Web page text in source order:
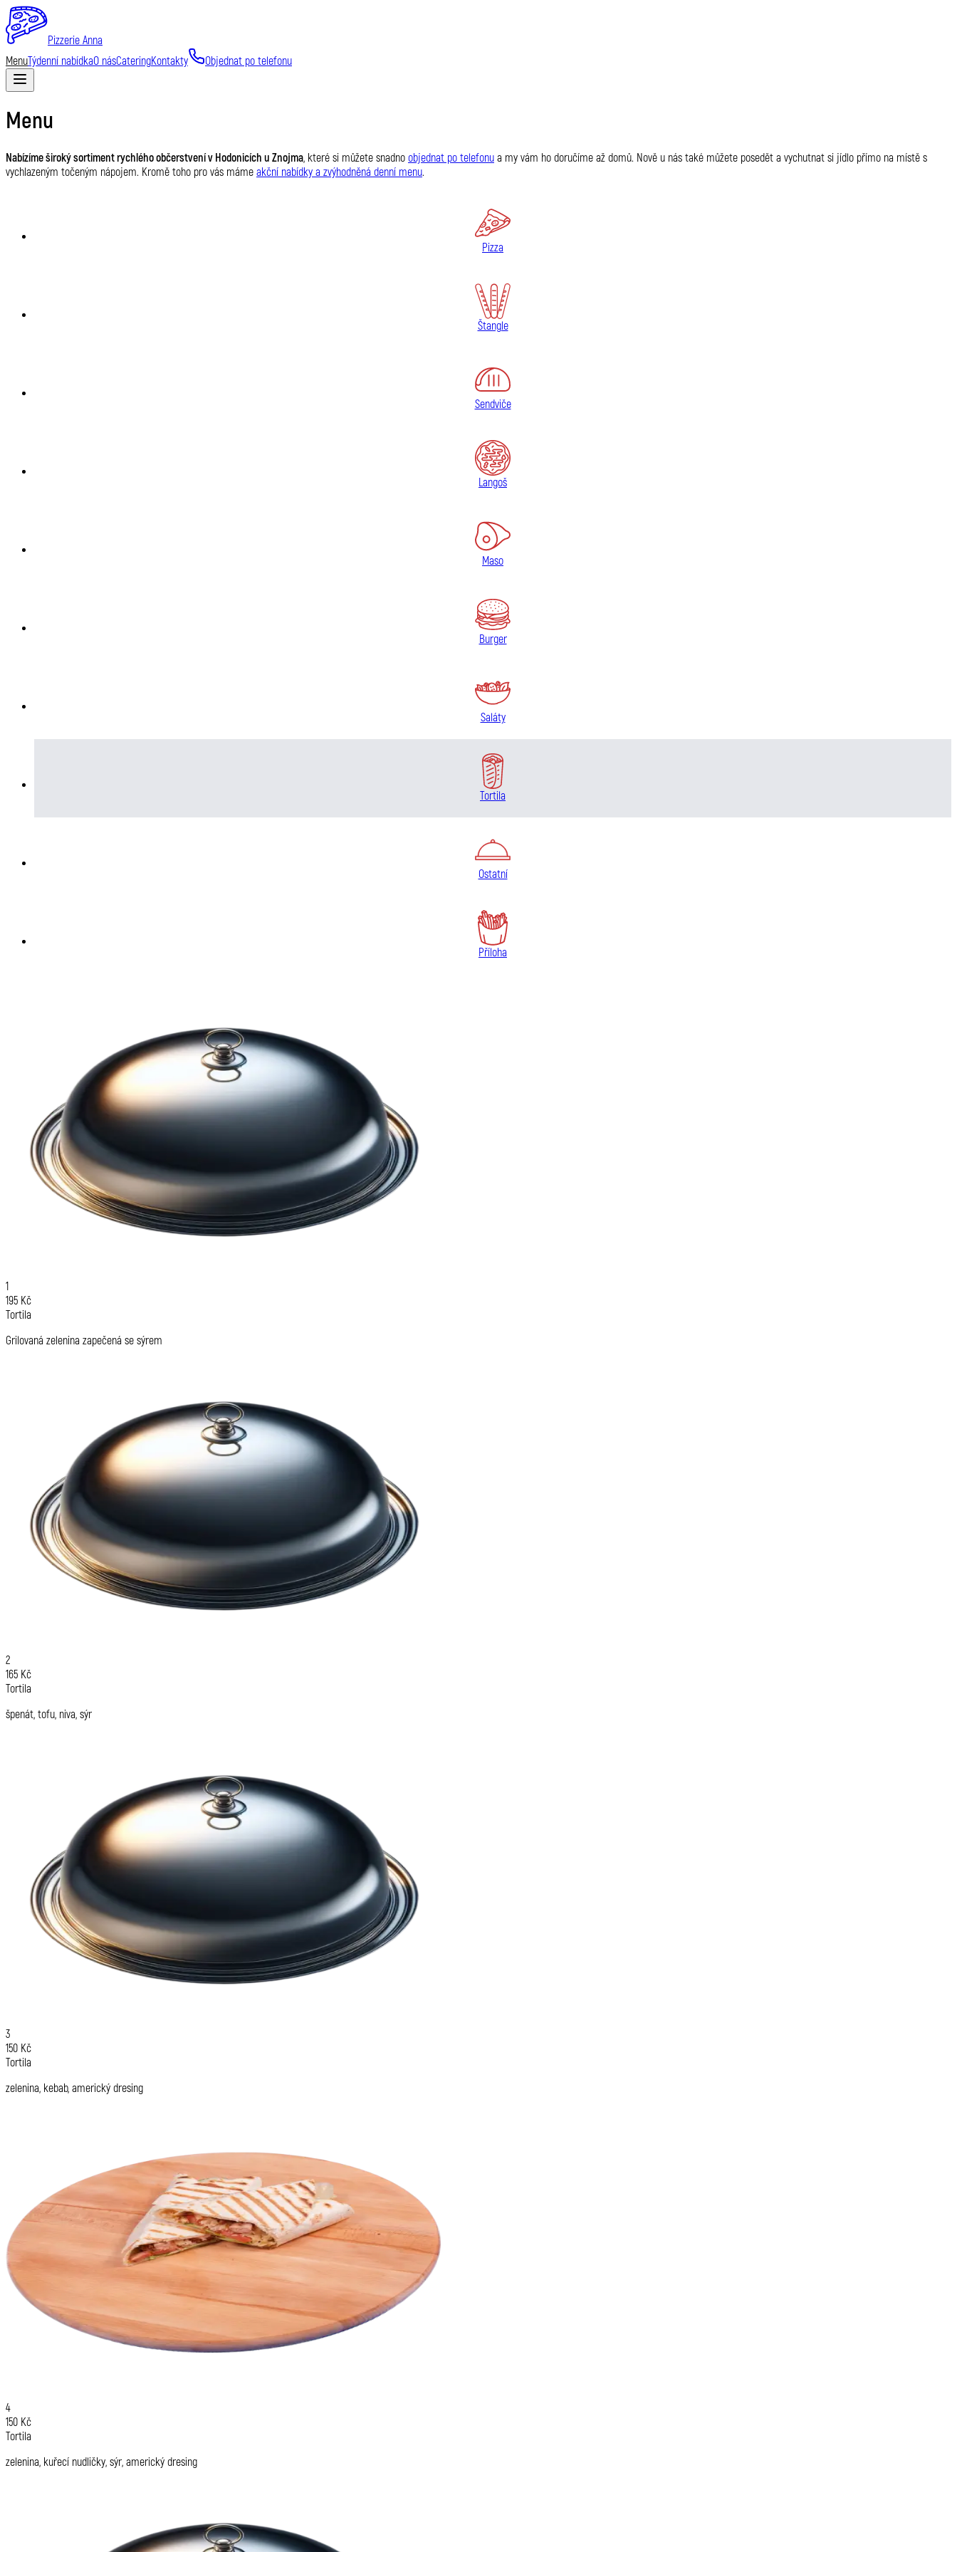
Pizzerie Anna
MenuTýdenní nabídkaO násCateringKontakty Objednat po telefonu
Menu
Nabízíme široký sortiment rychlého občerstvení v Hodonicích u Znojma, které si můžete snadno objednat po telefonu a my vám ho doručíme až domů. Nově u nás také můžete posedět a vychutnat si jídlo přímo na místě s
vychlazeným točeným nápojem. Kromě toho pro vás máme akční nabídky a zvýhodněná denní menu.
Pizza
Štangle
Sendviče
Langoš
Maso
Burger
Saláty
Tortila
Ostatní
Příloha
1
195 Kč
Tortila
Grilovaná zelenina zapečená se sýrem
2
165 Kč
Tortila
špenát, tofu, niva, sýr
3
150 Kč
Tortila
zelenina, kebab, americký dresing
4
150 Kč
Tortila
zelenina, kuřecí nudličky, sýr, americký dresing